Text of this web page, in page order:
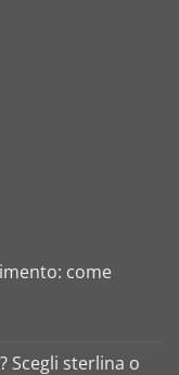
come
Scegli sterlina o